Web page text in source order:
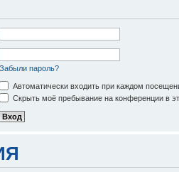
Забыли пароль?
Автоматически входить при каждом
Скрыть моё пребывание на конференции в